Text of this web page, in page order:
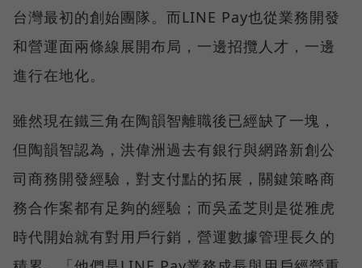
台灣最初的創始團隊。而LINE Pay也從業務開發
和營運面兩條線展開布局，一邊招攬人才，一邊
進行在地化。
雖然現在鐵三角在陶韻智離職後已經缺了一塊，
但陶韻智認為，洪偉洲過去有銀行與網路新創公
司商務開發經驗，對支付點的拓展，關鍵策略商
務合作案都有足夠的經驗；而吳孟芝則是從雅虎
時代開始就有對用戶行銷，營運數據管理長久的